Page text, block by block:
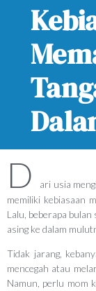
D
ari usia
memiliki kebiasaan
Lalu, beberapa
asing ke dalam
Tidak jarang,
mencegah atau
Namun, perlu mom